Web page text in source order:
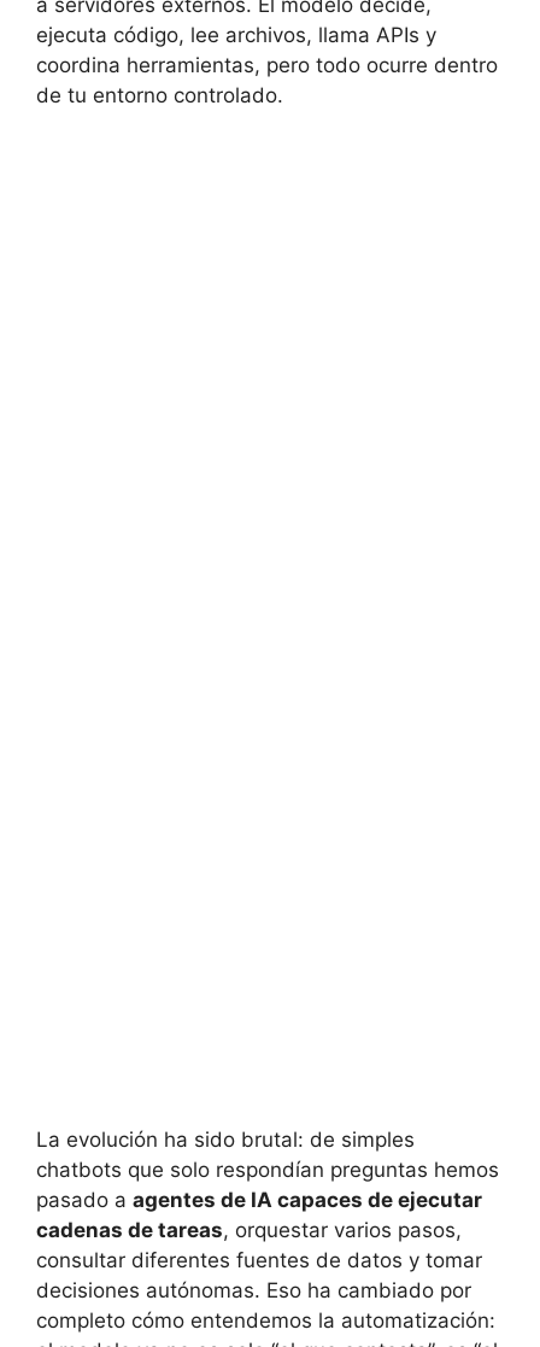
a servidores externos. El modelo decide,
ejecuta código, lee archivos, llama APIs y
coordina herramientas, pero todo ocurre dentro
de tu entorno controlado.
La evolución ha sido brutal: de simples
chatbots que solo respondían preguntas hemos
pasado a agentes de IA capaces de ejecutar
cadenas de tareas, orquestar varios pasos,
consultar diferentes fuentes de datos y tomar
decisiones autónomas. Eso ha cambiado por
completo cómo entendemos la automatización: